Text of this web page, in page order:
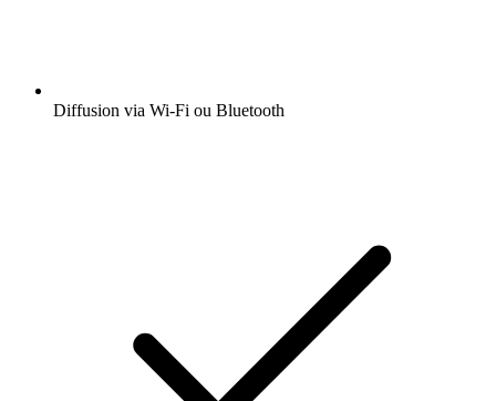
Diffusion via Wi-Fi ou Bluetooth